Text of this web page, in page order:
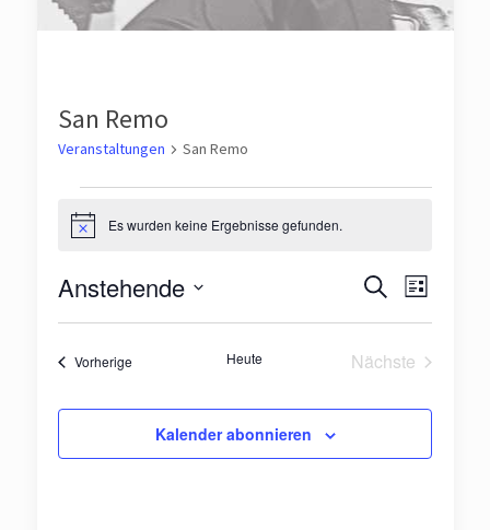
San Remo
Veranstaltungen San Remo
Veranstaltungen
HinweisEs wurden keine Ergebnisse gefunden.
Suche
und
Suche Liste
Anstehende
Datum
Vorherige VeranstaltungenHeute
Nächste
Kalender abonnieren